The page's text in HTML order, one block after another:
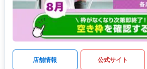
店舗情報 公式サイト